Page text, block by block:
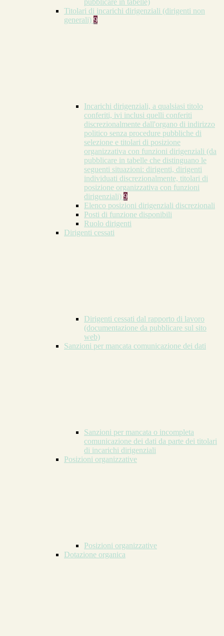
pubblicare in tabelle)
Titolari di incarichi dirigenziali (dirigenti non
generali) 9
Incarichi dirigenziali, a qualsiasi titolo
conferiti, ivi inclusi quelli conferiti
discrezionalmente dall'organo di indirizzo
politico senza procedure pubbliche di
selezione e titolari di posizione
organizzativa con funzioni dirigenziali (da
pubblicare in tabelle che distinguano le
seguenti situazioni: dirigenti, dirigenti
individuati discrezionalmente, titolari di
posizione organizzativa con funzioni
dirigenziali) 9
Elenco posizioni dirigenziali discrezionali
Posti di funzione disponibili
Ruolo dirigenti
Dirigenti cessati
Dirigenti cessati dal rapporto di lavoro
(documentazione da pubblicare sul sito
web)
Sanzioni per mancata comunicazione dei dati
Sanzioni per mancata o incompleta
comunicazione dei dati da parte dei titolari
di incarichi dirigenziali
Posizioni organizzative
Posizioni organizzative
Dotazione organica